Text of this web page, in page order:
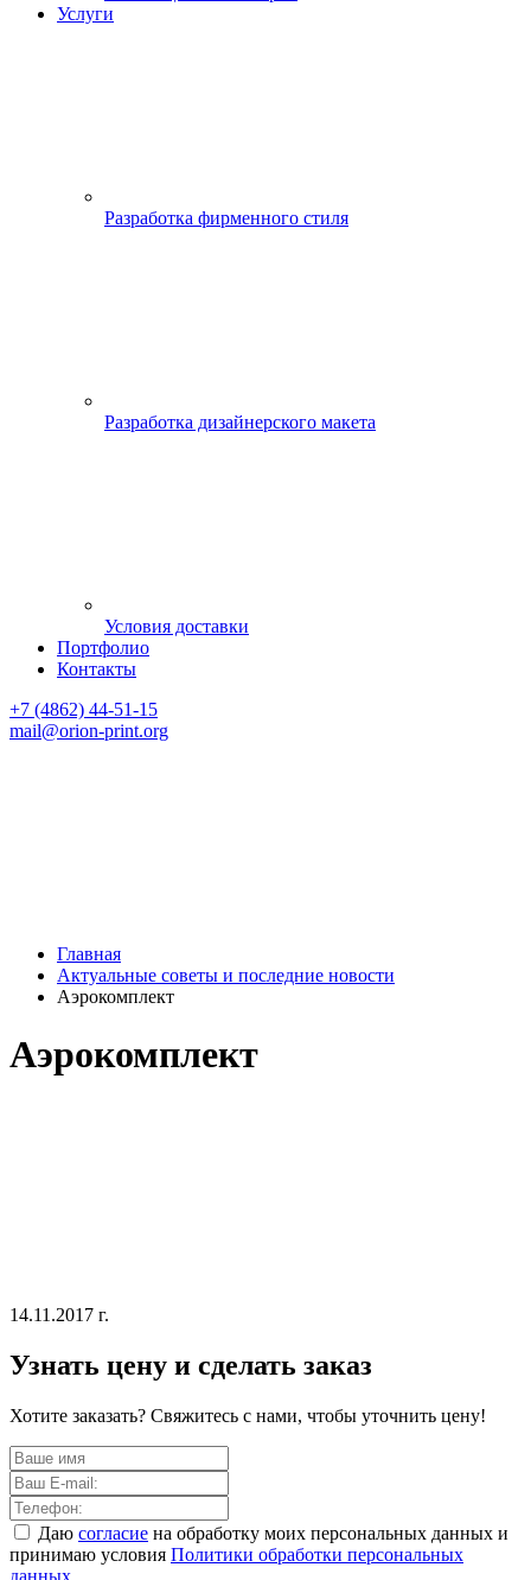
Услуги
Разработка фирменного стиля
Разработка дизайнерского макета
Условия доставки
Портфолио
Контакты
+7 (4862) 44-51-15
mail@orion-print.org
Главная
Актуальные советы и последние новости
Аэрокомплект
Аэрокомплект
14.11.2017 г.
Узнать цену и сделать заказ
Хотите заказать? Свяжитесь с нами, чтобы уточнить цену!
Даю согласие на обработку моих персональных данных и
принимаю условия Политики обработки персональных
данных